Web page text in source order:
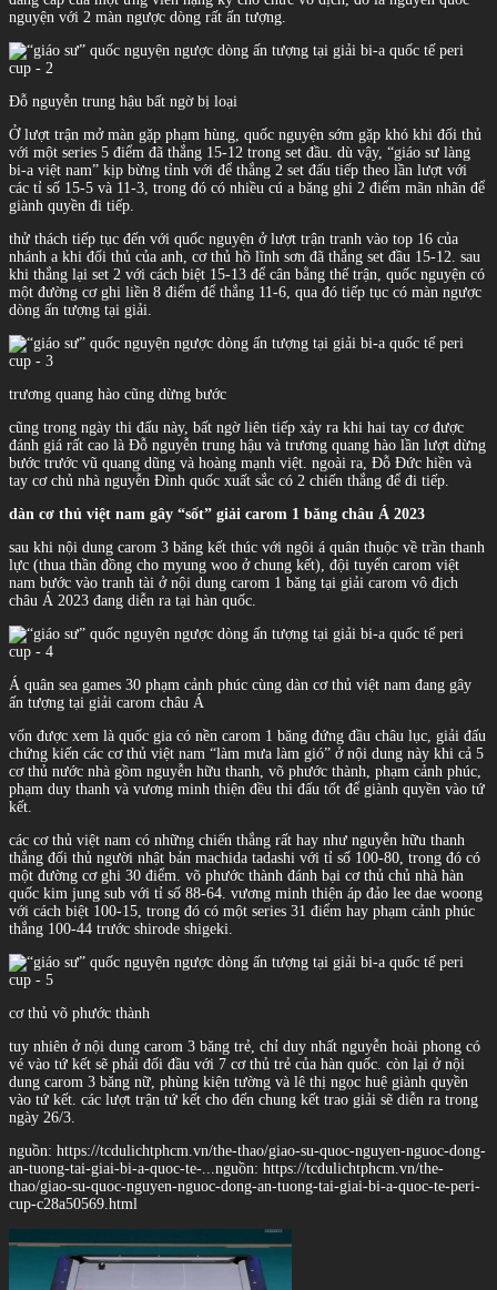
nguyện với 2 màn ngược dòng rất ấn tượng.
Đỗ nguyễn trung hậu bất ngờ bị loại
Ở lượt trận mở màn gặp phạm hùng, quốc nguyện sớm gặp khó khi đối thủ
với một series 5 điểm đã thắng 15-12 trong set đầu. dù vậy, “giáo sư làng
bi-a việt nam” kịp bừng tỉnh với để thắng 2 set đấu tiếp theo lần lượt với
các tỉ số 15-5 và 11-3, trong đó có nhiều cú a băng ghi 2 điểm mãn nhãn để
giành quyền đi tiếp.
thử thách tiếp tục đến với quốc nguyện ở lượt trận tranh vào top 16 của
nhánh a khi đối thủ của anh, cơ thủ hồ lĩnh sơn đã thắng set đầu 15-12. sau
khi thắng lại set 2 với cách biệt 15-13 để cân bằng thế trận, quốc nguyện có
một đường cơ ghi liền 8 điểm để thắng 11-6, qua đó tiếp tục có màn ngược
dòng ấn tượng tại giải.
trương quang hào cũng dừng bước
cũng trong ngày thi đấu này, bất ngờ liên tiếp xảy ra khi hai tay cơ được
đánh giá rất cao là Đỗ nguyễn trung hậu và trương quang hào lần lượt dừng
bước trước vũ quang dũng và hoàng mạnh việt. ngoài ra, Đỗ Đức hiền và
tay cơ chủ nhà nguyễn Đình quốc xuất sắc có 2 chiến thắng để đi tiếp.
dàn cơ thủ việt nam gây “sốt” giải carom 1 băng châu Á 2023
sau khi nội dung carom 3 băng kết thúc với ngôi á quân thuộc về trần thanh
lực (thua thần đồng cho myung woo ở chung kết), đội tuyển carom việt
nam bước vào tranh tài ở nội dung carom 1 băng tại giải carom vô địch
châu Á 2023 đang diễn ra tại hàn quốc.
Á quân sea games 30 phạm cảnh phúc cùng dàn cơ thủ việt nam đang gây
ấn tượng tại giải carom châu Á
vốn được xem là quốc gia có nền carom 1 băng đứng đầu châu lục, giải đấu
chứng kiến các cơ thủ việt nam “làm mưa làm gió” ở nội dung này khi cả 5
cơ thủ nước nhà gồm nguyễn hữu thanh, võ phước thành, phạm cảnh phúc,
phạm duy thanh và vương minh thiện đều thi đấu tốt để giành quyền vào tứ
kết.
các cơ thủ việt nam có những chiến thắng rất hay như nguyễn hữu thanh
thắng đối thủ người nhật bản machida tadashi với tỉ số 100-80, trong đó có
một đường cơ ghi 30 điểm. võ phước thành đánh bại cơ thủ chủ nhà hàn
quốc kim jung sub với tỉ số 88-64. vương minh thiện áp đảo lee dae woong
với cách biệt 100-15, trong đó có một series 31 điểm hay phạm cảnh phúc
thắng 100-44 trước shirode shigeki.
cơ thủ võ phước thành
tuy nhiên ở nội dung carom 3 băng trẻ, chỉ duy nhất nguyễn hoài phong có
vé vào tứ kết sẽ phải đối đầu với 7 cơ thủ trẻ của hàn quốc. còn lại ở nội
dung carom 3 băng nữ, phùng kiện tường và lê thị ngọc huệ giành quyền
vào tứ kết. các lượt trận tứ kết cho đến chung kết trao giải sẽ diễn ra trong
ngày 26/3.
nguồn: https://tcdulichtphcm.vn/the-thao/giao-su-quoc-nguyen-nguoc-dong-
an-tuong-tai-giai-bi-a-quoc-te-... nguồn: https://tcdulichtphcm.vn/the-
thao/giao-su-quoc-nguyen-nguoc-dong-an-tuong-tai-giai-bi-a-quoc-te-peri-
cup-c28a50569.html